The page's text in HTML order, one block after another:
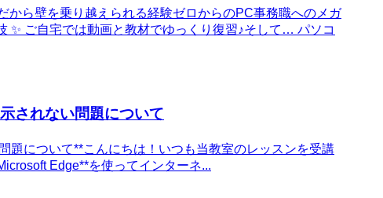
ら壁を乗り越えられる経験ゼロからのPC事務職へのメガ
✨ ご自宅では動画と教材でゆっくり復習♪そして… パソコ
されない問題について
題について**こんにちは！いつも当教室のレッスンを受講
Edge**を使ってインターネ...